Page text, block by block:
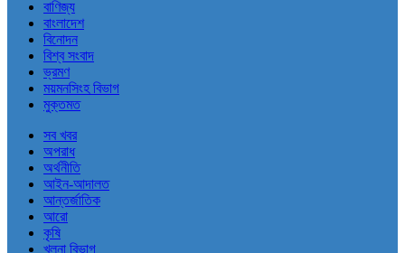
বাণিজ্য
বাংলাদেশ
বিনোদন
বিশ্ব সংবাদ
ভ্রমণ
ময়মনসিংহ বিভাগ
মুক্তমত
সব খবর
অপরাধ
অর্থনীতি
আইন-আদালত
আন্তর্জাতিক
আরো
কৃষি
খুলনা বিভাগ